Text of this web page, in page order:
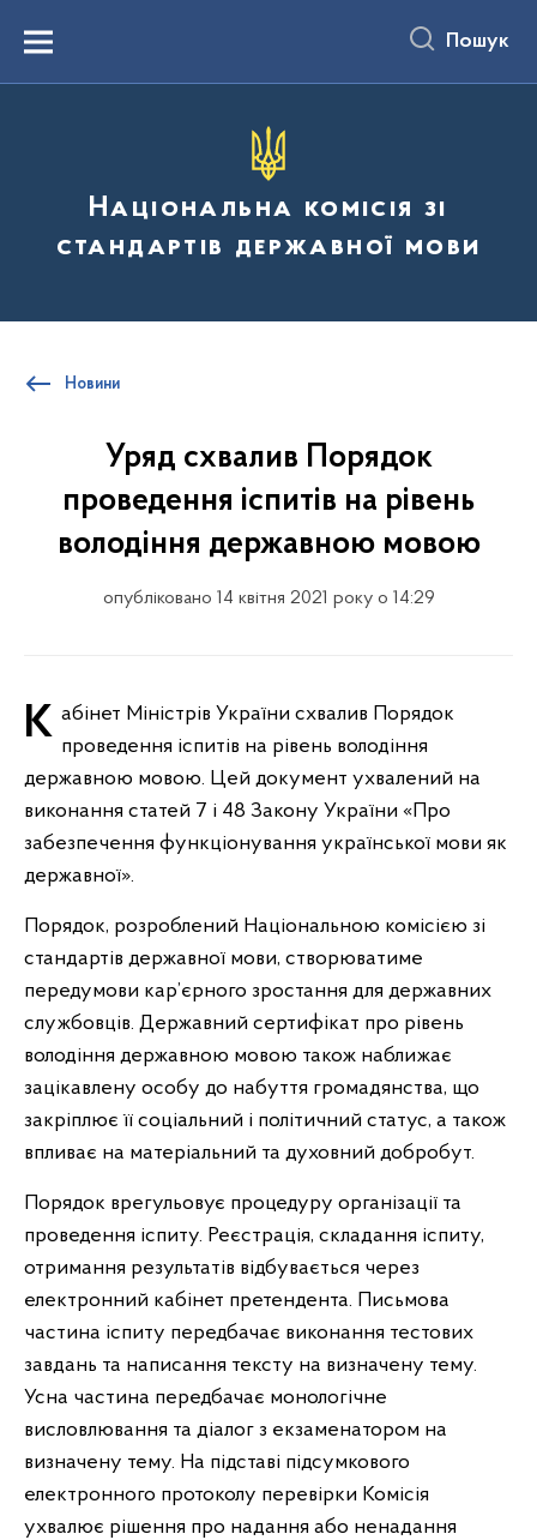
вмістуMenu Пошук
Національна комісія зі
стандартів державної мови
Новини
Уряд схвалив Порядок
проведення іспитів на рівень
володіння державною мовою
опубліковано 14 квітня 2021 року о 14:29
Кабінет Міністрів України схвалив Порядок проведення іспитів на рівень володіння
державною мовою. Цей документ ухвалений на
виконання статей 7 і 48 Закону України «Про
забезпечення функціонування української мови як
державної».
Порядок, розроблений Національною комісією зі
стандартів державної мови, створюватиме
передумови кар’єрного зростання для державних
службовців. Державний сертифікат про рівень
володіння державною мовою також наближає
зацікавлену особу до набуття громадянства, що
закріплює її соціальний і політичний статус, а також
впливає на матеріальний та духовний добробут.
Порядок врегульовує процедуру організації та
проведення іспиту. Реєстрація, складання іспиту,
отримання результатів відбувається через
електронний кабінет претендента. Письмова
частина іспиту передбачає виконання тестових
завдань та написання тексту на визначену тему.
Усна частина передбачає монологічне
висловлювання та діалог з екзаменатором на
визначену тему. На підставі підсумкового
електронного протоколу перевірки Комісія
ухвалює рішення про надання або ненадання